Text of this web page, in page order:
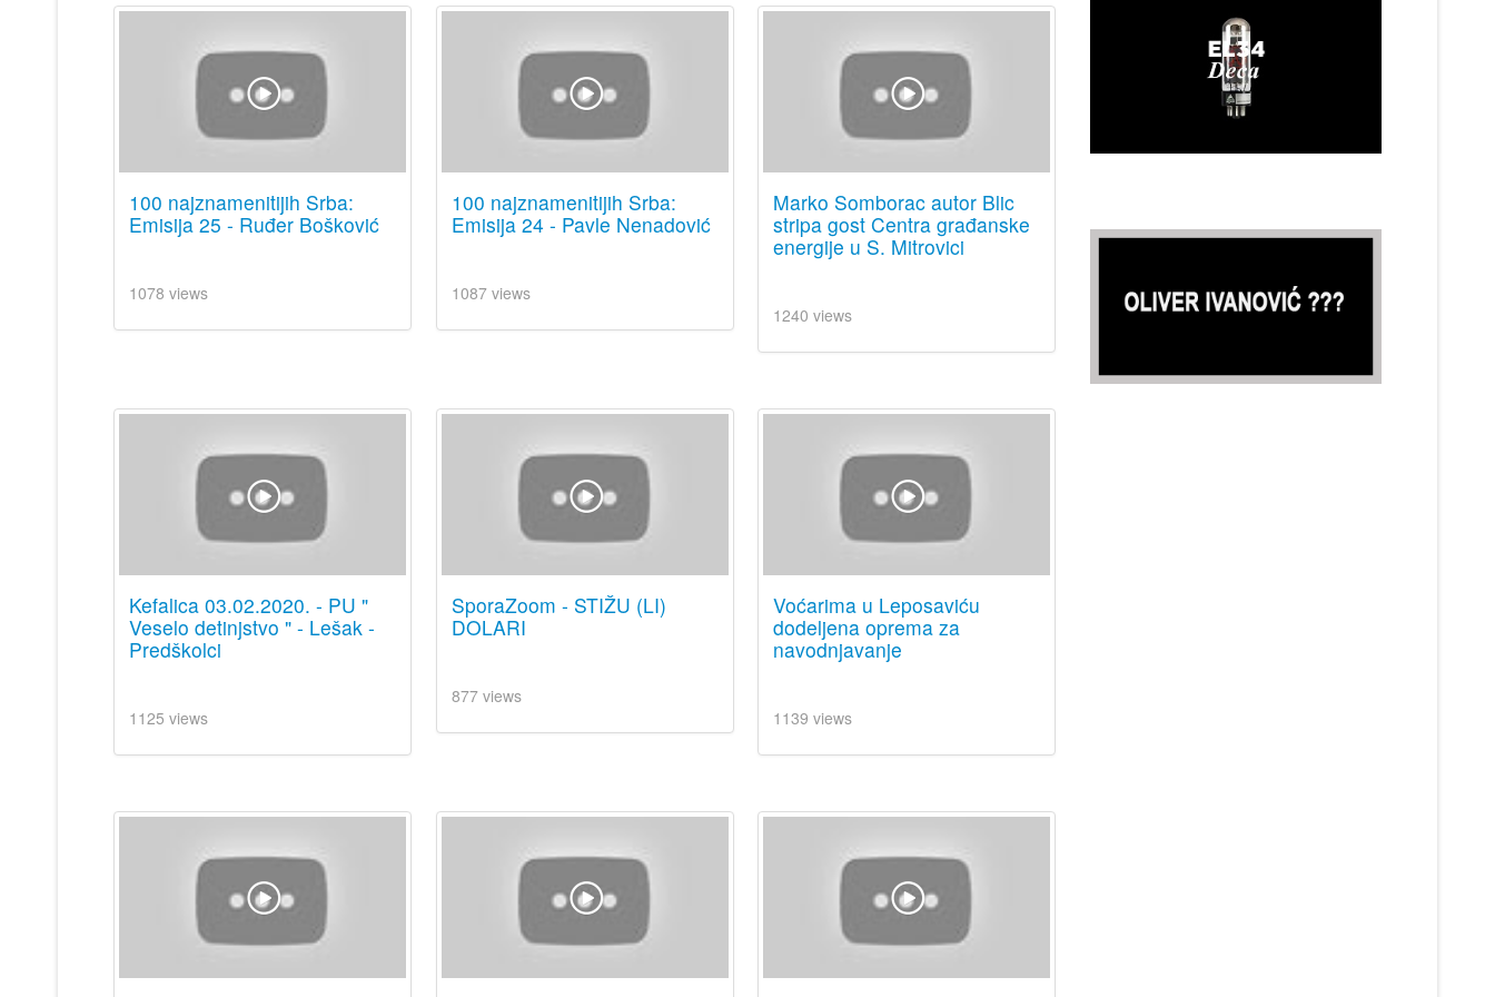
100 najznamenitijih Srba:
Emisija 25 - Ruđer Bošković
1078 views
100 najznamenitijih Srba:
Emisija 24 - Pavle Nenadović
1087 views
Marko Somborac autor Blic
stripa gost Centra građanske
energije u S. Mitrovici
1240 views
Kefalica 03.02.2020. - PU "
Veselo detinjstvo " - Lešak -
Predškolci
1125 views
SporaZoom - STIŽU (LI)
DOLARI
877 views
Voćarima u Leposaviću
dodeljena oprema za
navodnjavanje
1139 views